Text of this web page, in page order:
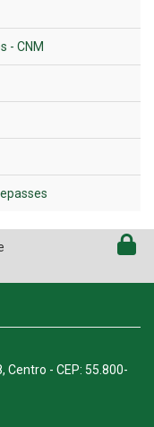
- CNM
Centro - CEP: 55.800-